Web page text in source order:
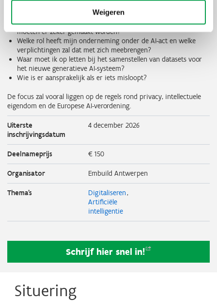
Weigeren
aandachtspunten zijn:
Welk soort contract sluit mijn onderneming en welke afspraken
moeten er zeker gemaakt worden?
Welke rol heeft mijn onderneming onder de AI-act en welke
verplichtingen zal dat met zich meebrengen?
Waar moet ik op letten bij het samenstellen van datasets voor
het nieuwe generatieve AI-systeem?
Wie is er aansprakelijk als er iets misloopt?
De focus zal vooral liggen op de regels rond privacy, intellectuele
eigendom en de Europese AI-verordening.
Uiterste
inschrijvingsdatum
4 december 2026
Deelnameprijs € 150
Organisator Embuild Antwerpen
Thema's
Digitaliseren
Artificiële
intelligentie
Schrijf hier snel in!
Situering